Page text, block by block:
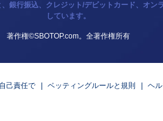
銀行振込、クレジット/デビットカード、オン
しています。
著作権©SBOTOP.com。全著作権所有
己責任で ベッティングルールと規則 ヘ